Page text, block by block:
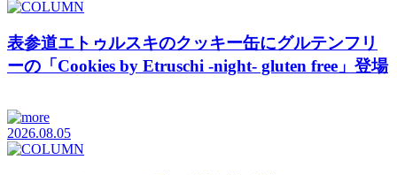
表参道エトゥルスキのクッキー缶にグルテンフリ
ーの「Cookies by Etruschi -night- gluten free」登場
2026.08.05